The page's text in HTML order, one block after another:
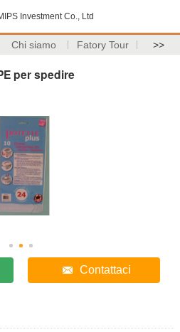
Investment Co., Ltd
Chi siamo Fatory Tour >>
per spedire
Contattaci